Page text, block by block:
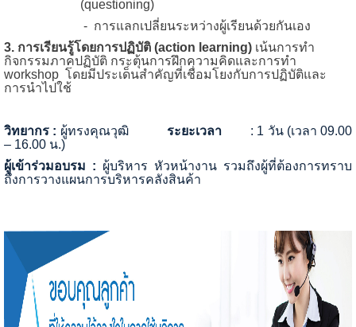
(questioning)
- การแลกเปลี่ยนระหว่างผู้เรียนด้วยกันเอง
3. การเรียนรู้โดยการปฏิบัติ (action learning) เน้นการทำ
กิจกรรมภาคปฏิบัติ กระตุ้นการฝึกความคิดและการทำ
workshop โดยมีประเด็นสำคัญที่เชื่อมโยงกับการปฏิบัติและ
การนำไปใช้
วิทยากร : ผู้ทรงคุณวุฒิ ระยะเวลา : 1 วัน (เวลา 09.00
– 16.00 น.)
ผู้เข้าร่วมอบรม : ผู้บริหาร หัวหน้างาน รวมถึงผู้ที่ต้องการทราบ
ถึงการวางแผนการบริหารคลังสินค้า